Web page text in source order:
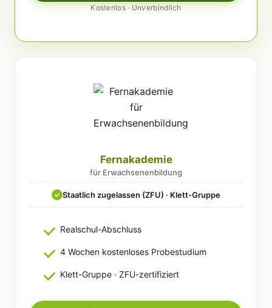
Kostenlos · Unverbindlich
Fernakademie
für Erwachsenenbildung
✓ Staatlich zugelassen (ZFU) · Klett-Gruppe
Realschul-Abschluss
4 Wochen kostenloses Probestudium
Klett-Gruppe · ZFU-zertifiziert